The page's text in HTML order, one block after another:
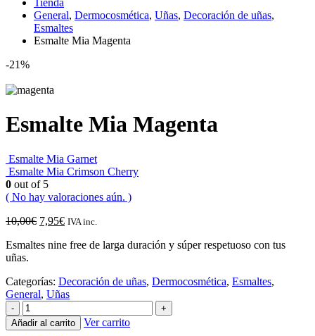
Tienda
General, Dermocosmética, Uñas, Decoración de uñas,
Esmaltes
Esmalte Mia Magenta
-21%
Esmalte Mia Magenta
Esmalte Mia Garnet
Esmalte Mia Crimson Cherry
0 out of 5
( No hay valoraciones aún. )
10,00€ 7,95€ IVA inc.
Esmaltes nine free de larga duración y súper respetuoso con tus
uñas.
Categorías: Decoración de uñas, Dermocosmética, Esmaltes,
General, Uñas
-
+
Añadir al carrito
Ver carrito